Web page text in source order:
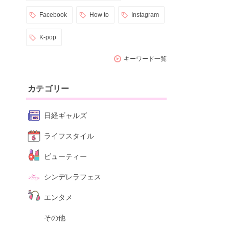
Facebook How to Instagram
K-pop
キーワード一覧
カテゴリー
日経ギャルズ
ライフスタイル
ビューティー
シンデレラフェス
エンタメ
その他